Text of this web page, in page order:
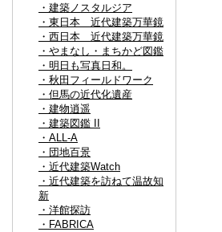
・建築ノスタルジア
・東日本 近代建築万華鏡
・西日本 近代建築万華鏡
・やまなし・まちかど図鑑
・明日も写真日和。
・秋田フィールドワーク
・但馬の近代化遺産
・建物逍遥
・建築図鑑 II
・ALL-A
・団地百景
・近代建築Watch
・近代建築を訪ねて温故知
新
・洋館探訪
・FABRICA